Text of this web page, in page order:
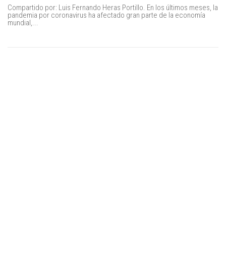
Compartido por: Luis Fernando Heras Portillo. En los últimos meses, la
pandemia por coronavirus ha afectado gran parte de la economía
mundial,...